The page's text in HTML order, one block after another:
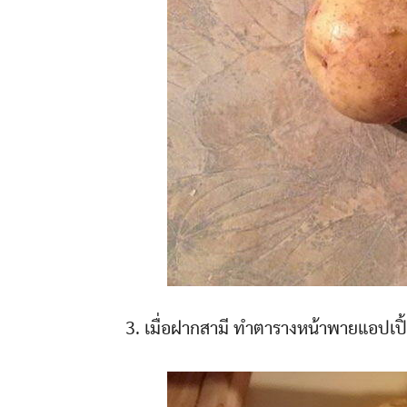
3. เมื่อฝากสามี ทำตารางหน้าพายแอปเ